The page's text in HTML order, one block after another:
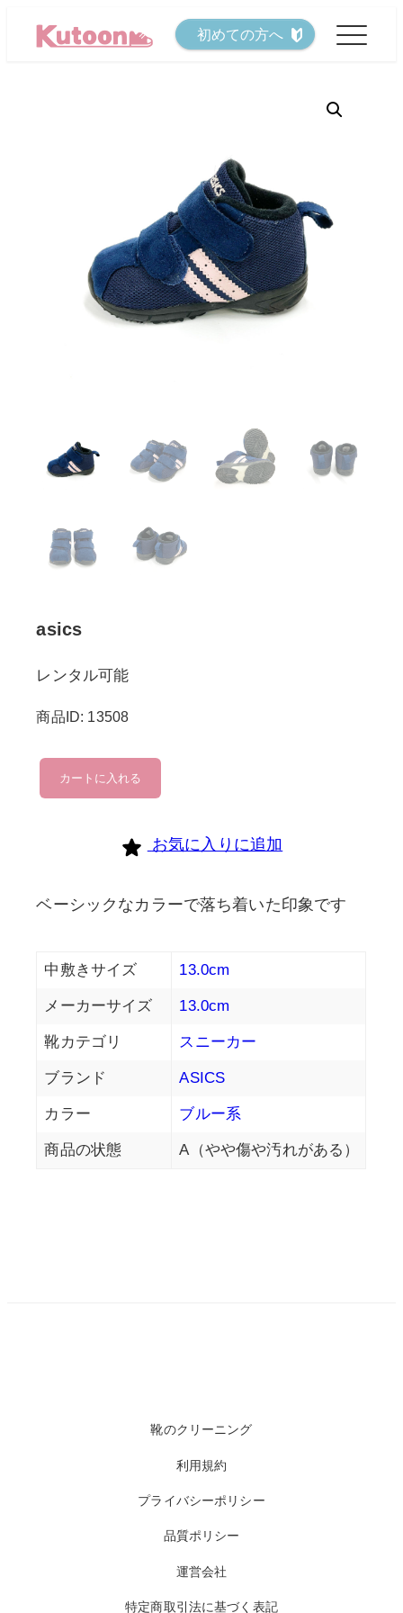
初めての方へ
asics
レンタル可能
商品ID: 13508
asics
個
カートに入れる
お気に入りに追加
ベーシックなカラーで落ち着いた印象です
中敷きサイズ 13.0cm
メーカーサイズ 13.0cm
靴カテゴリ スニーカー
ブランド ASICS
カラー ブルー系
商品の状態 A（やや傷や汚れがある）
靴のクリーニング
利用規約
プライバシーポリシー
品質ポリシー
運営会社
特定商取引法に基づく表記